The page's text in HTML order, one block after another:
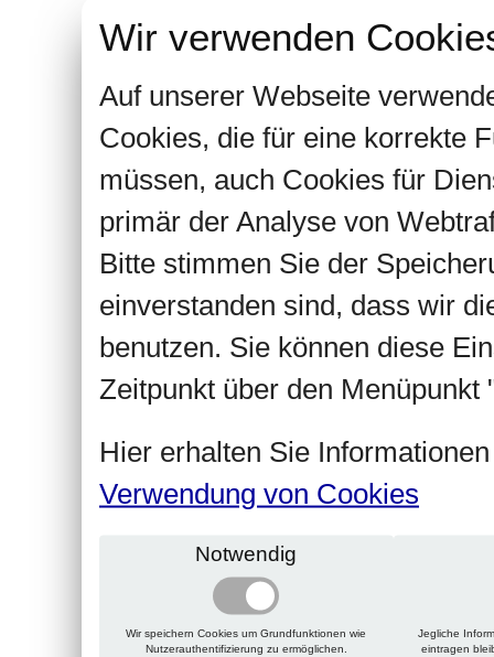
Wir verwenden
Auf unserer Webseite
Cookies, die für eine korrekte
müssen, auch Cookies für
primär der Analyse von
Bitte stimmen Sie der
einverstanden sind, dass wir
benutzen. Sie können diese
Zeitpunkt über den Menüpunkt
Hier erhalten Sie
Verwendung von Cookies
Notwendig
Wir speichern Cookies um Grundfunktionen wie
Nutzerauthentifizierung zu ermöglichen.
Jegliche
eintragen